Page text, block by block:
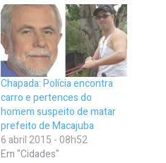
Chapada: Polícia encontra
carro e pertences do
homem suspeito de matar
prefeito de Macajuba
6 abril 2015 - 08h52
Em "Cidades"